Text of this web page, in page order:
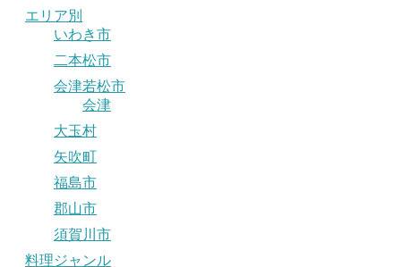
エリア別
いわき市
二本松市
会津若松市
会津
大玉村
矢吹町
福島市
郡山市
須賀川市
料理ジャンル